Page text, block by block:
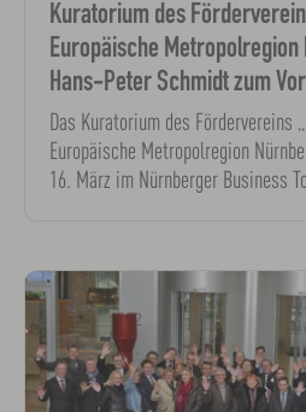
Kuratorium des
Europäische
Hans-Peter Schmidt zum
Das Kuratorium des Fördervereins
Europäische Metropolregion
16. März im Nürnberger Business